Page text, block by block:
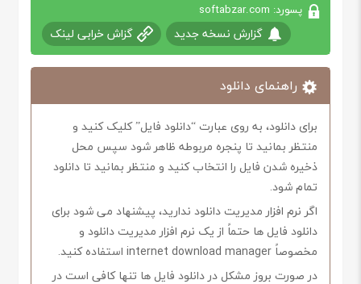
پسورد: softabzar.com
گزارش نسخه جدید گزاش خرابی لینک
راهنمای دانلود
برای دانلود، به روی عبارت “دانلود فایل” کلیک کنید و
منتظر بمانید تا پنجره مربوطه ظاهر شود سپس محل
ذخیره شدن فایل را انتخاب کنید و منتظر بمانید تا دانلود
تمام شود.
اگر نرم افزار مدیریت دانلود ندارید، پیشنهاد می شود برای
دانلود فایل ها حتماً از یک نرم افزار مدیریت دانلود و
مخصوصاً internet download manager استفاده کنید.
در صورت بروز مشکل در دانلود فایل ها تنها کافی است در